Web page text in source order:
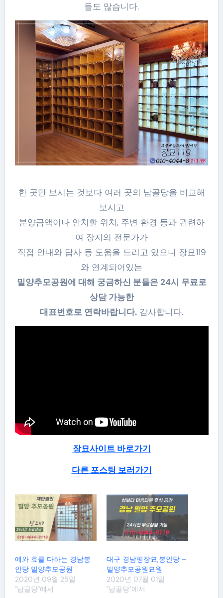
들도 많습니다.
한 곳만 보시는 것보다 여러 곳의 납골당을 비교해
보시고
분양금액이나 안치할 위치, 주변 환경 등과 관련하
여 장지의 전문가가
직접 안내와 답사 등 도움을 드리고 있으니 장묘119
와 연계되어있는
밀양추모공원에 대해 궁금하신 분들은 24시 무료로
상담 가능한
대표번호로 연락바랍니다. 감사합니다.
장묘사이트 바로가기
다른 포스팅 보러가기
예와 효를 다하는 경남봉
안당 밀양추모공원
2020년 09월 25일
"납골당"에서
대구 경남평장묘,봉안당 –
밀양추모공원묘원
2020년 07월 01일
"납골당"에서